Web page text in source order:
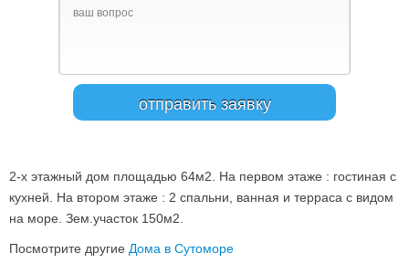
2-х этажный дом площадью 64м2. На первом этаже : гостиная с
кухней. На втором этаже : 2 спальни, ванная и терраса с видом
на море. Зем.участок 150м2.
Посмотрите другие Дома в Сутоморе